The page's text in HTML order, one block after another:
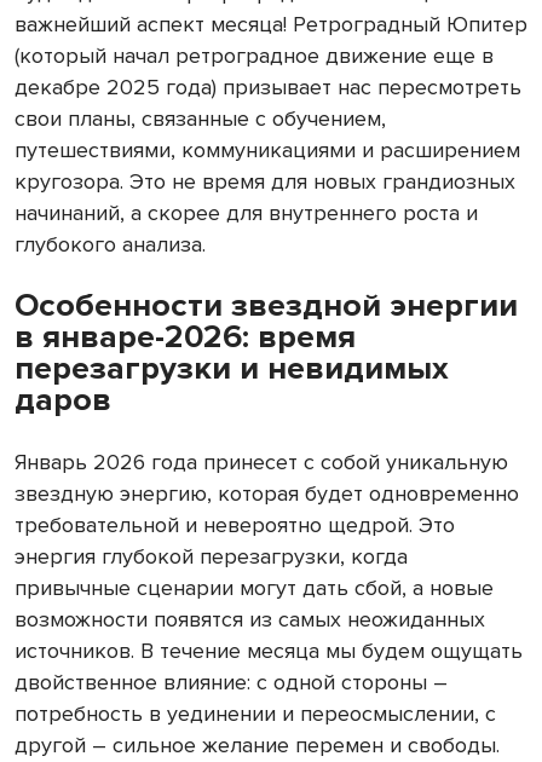
важнейший аспект месяца! Ретроградный Юпитер
(который начал ретроградное движение еще в
декабре 2025 года) призывает нас пересмотреть
свои планы, связанные с обучением,
путешествиями, коммуникациями и расширением
кругозора. Это не время для новых грандиозных
начинаний, а скорее для внутреннего роста и
глубокого анализа.
Особенности звездной энергии
в январе-2026: время
перезагрузки и невидимых
даров
Январь 2026 года принесет с собой уникальную
звездную энергию, которая будет одновременно
требовательной и невероятно щедрой. Это
энергия глубокой перезагрузки, когда
привычные сценарии могут дать сбой, а новые
возможности появятся из самых неожиданных
источников. В течение месяца мы будем ощущать
двойственное влияние: с одной стороны –
потребность в уединении и переосмыслении, с
другой – сильное желание перемен и свободы.